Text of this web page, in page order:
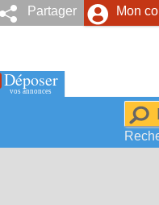
Mon
Partager
Déposer
vos annonces